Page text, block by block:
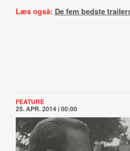
Læs også: De fem bedste
FEATURE
25. APR. 2014 | 00:00